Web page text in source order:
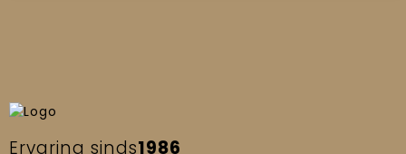
Ervaring sinds1986